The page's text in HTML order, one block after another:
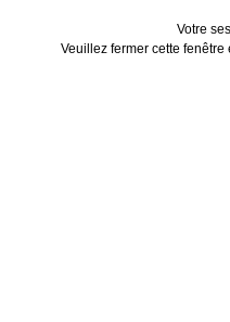
Votre
Veuillez fermer cette